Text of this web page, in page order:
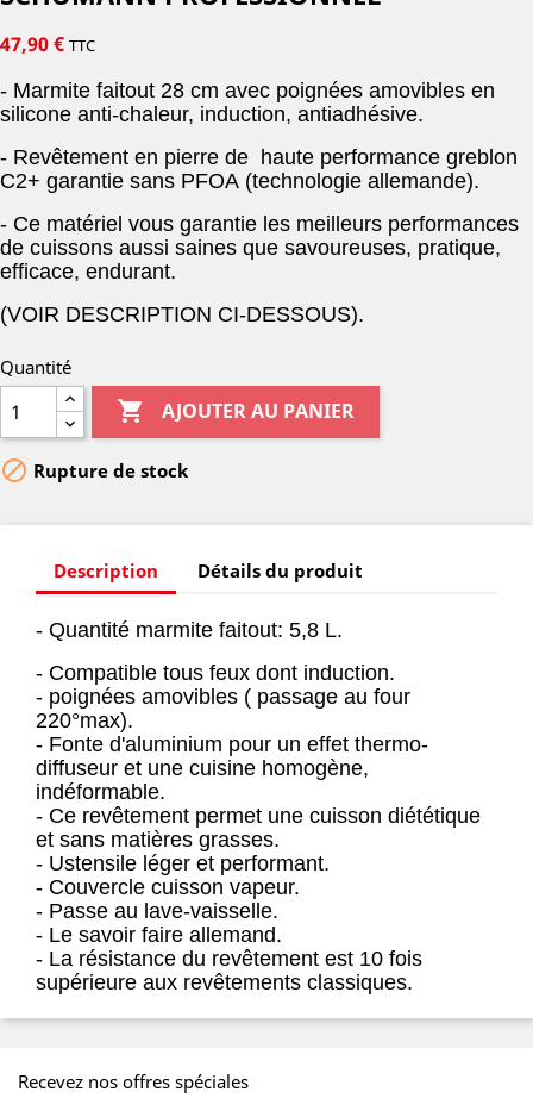
47,90 € TTC
- Marmite faitout 28 cm avec poignées amovibles en
silicone anti-chaleur, induction, antiadhésive.
- Revêtement en pierre de haute performance greblon
C2+ garantie sans PFOA (technologie allemande).
- Ce matériel vous garantie les meilleurs performances
de cuissons aussi saines que savoureuses, pratique,
efficace, endurant.
(VOIR DESCRIPTION CI-DESSOUS).
Quantité
 AJOUTER AU PANIER
 Rupture de stock
Description Détails du produit
- Quantité marmite faitout: 5,8 L.
- Compatible tous feux dont induction.
- poignées amovibles ( passage au four
220°max).
- Fonte d'aluminium pour un effet thermo-
diffuseur et une cuisine homogène,
indéformable.
- Ce revêtement permet une cuisson diététique
et sans matières grasses.
- Ustensile léger et performant.
- Couvercle cuisson vapeur.
- Passe au lave-vaisselle.
- Le savoir faire allemand.
- La résistance du revêtement est 10 fois
supérieure aux revêtements classiques.
Recevez nos offres spéciales